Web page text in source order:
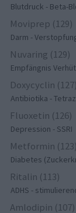
Blutdruck - Beta-
Moviprep (129)
Darm -
Nuvaring (129)
Empfängnis
Doxycyclin (127)
Antibiotika -
Fluoxetin (126)
Depression - SSRI
Metformin (123)
Diabetes
Ritalin (113)
ADHS -
Amlodipin (107)